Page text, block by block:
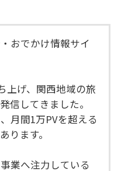
おでかけ情報サイ
上げ、関西地域の旅
信してきました。
月間1万PVを超える
ります。
業へ注力している